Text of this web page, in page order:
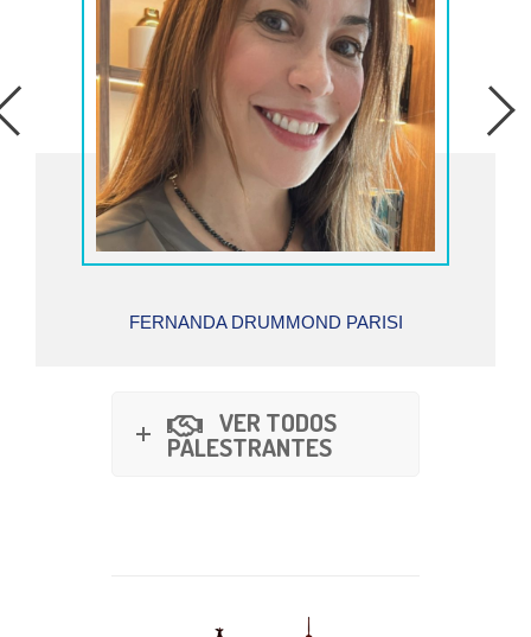
FERNANDA DRUMMOND PARISI
VER TODOS
PALESTRANTES